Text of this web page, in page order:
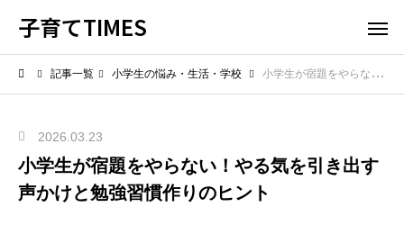
子育てTIMES
記事一覧 小学生の悩み・生活・学校 小学生が宿題をやらない！やる気を引き出す声かけと勉強習慣作りのヒント
2026.03.23
小学生が宿題をやらない！やる気を引き出す
声かけと勉強習慣作りのヒント